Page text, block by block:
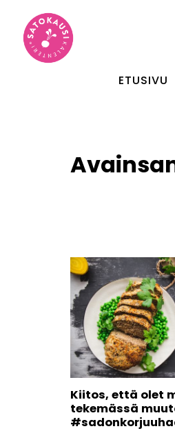
ETUSIVU
Kiitos, että olet
tekemässä